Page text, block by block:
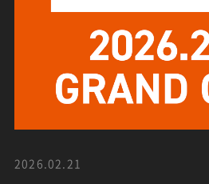
2026.02.21